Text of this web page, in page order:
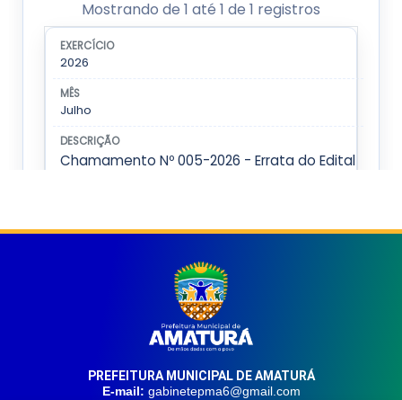
PREFEITURA MUNICIPAL DE AMATURÁ
E-mail: gabinetepma6@gmail.com